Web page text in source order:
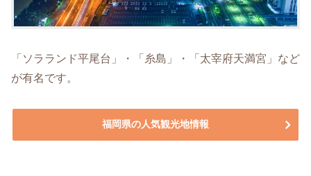
「ソラランド平尾台」・「糸島」・「太宰府天満宮」など
が有名です。
福岡県の人気観光地情報